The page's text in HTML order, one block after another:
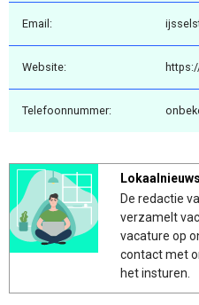
Email:
Website:
Telefoonnummer:
De redactie
verzamelt
vacature op
contact met
het insturen.